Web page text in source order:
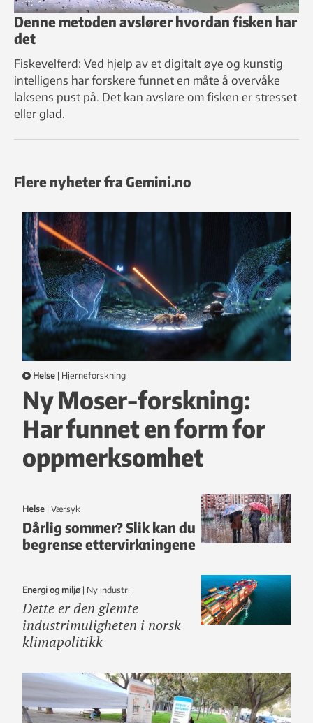
Denne metoden avslører hvordan fisken har
det
Fiskevelferd: Ved hjelp av et digitalt øye og kunstig
intelligens har forskere funnet en måte å overvåke
laksens pust på. Det kan avsløre om fisken er stresset
eller glad.
Flere nyheter fra Gemini.no
Helse | hjerneforskning
Ny Moser-forskning:
Har funnet en form for
oppmerksomhet
Helse | Værsyk
Dårlig sommer? Slik kan du
begrense ettervirkningene
Energi og miljø | ny industri
Dette er den glemte
industrimuligheten i norsk
klimapolitikk